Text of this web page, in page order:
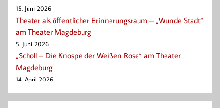
15. Juni 2026
Theater als öffentlicher Erinnerungsraum – „Wunde Stadt“
am Theater Magdeburg
5. Juni 2026
„Scholl – Die Knospe der Weißen Rose“ am Theater
Magdeburg
14. April 2026